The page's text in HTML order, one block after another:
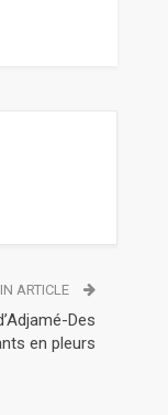
ARTICLE
Des
en pleurs